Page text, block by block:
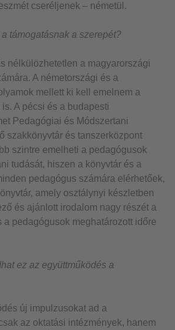
cseréljenek – németül.
támogatásnak a szerepét?
nélkülözhetetlen a magyarországi
A németországi és a
mellett ki kell emelnem a
A pécsi és a budapesti
Pedagógiai és Módszertani
szakkönyvtár és tanszerközpont
szintre emelheti a pedagógusok
tudását, hiszen a könyvtár és a
pedagógus számára elérhetőek,
amely osztálynyi készletben
és ajánlott irodalom nagy részét a
a pedagógusok meghatározott időre
ez az együttműködés a
új impulzusokat ad a
az oktatási intézmények, hanem